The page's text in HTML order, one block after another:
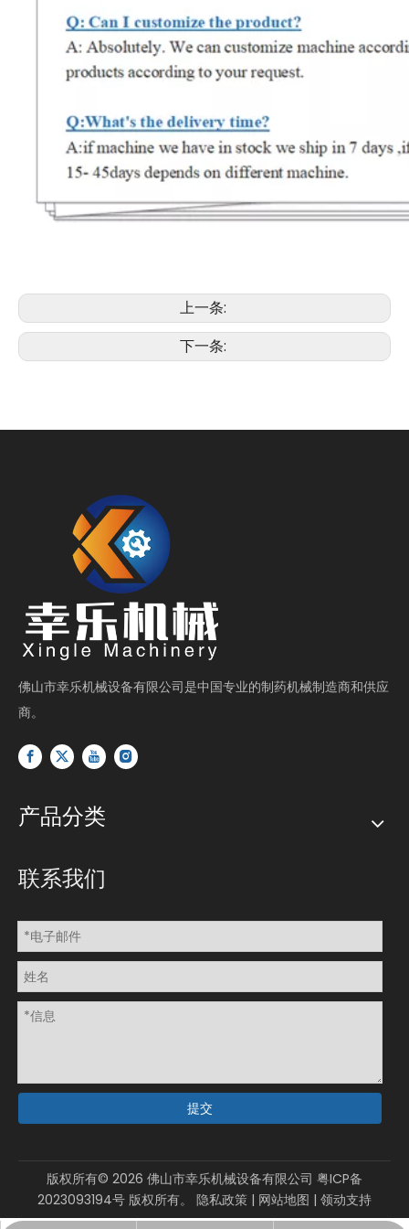
上一条:
下一条:
佛山市幸乐机械设备有限公司是中国专业的制药机械制造商和供应
商。
产品分类
联系我们
提交
版权所有© 2026 佛山市幸乐机械设备有限公司 粤ICP备
2023093194号 版权所有。 隐私政策 | 网站地图 | 领动支持